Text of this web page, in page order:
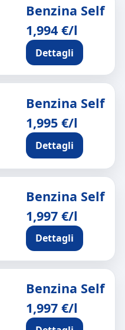
Benzina Self
1,994 €/l
Dettagli
Benzina Self
1,995 €/l
Dettagli
Benzina Self
1,997 €/l
Dettagli
Benzina Self
1,997 €/l